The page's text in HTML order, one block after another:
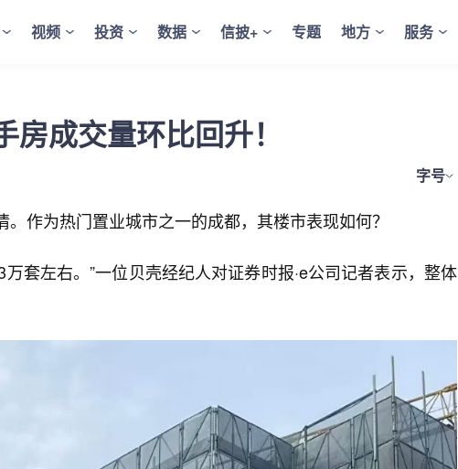
视频 投资 数据 信披+ 专题 地方 服务
成交量环比回升！
字号
作为热门置业城市之一的成都，其楼市表现如何？
套左右。”一位贝壳经纪人对证券时报·e公司记者表示，整体